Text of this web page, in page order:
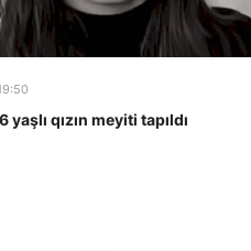
yaşlı qızın meyiti tapıldı